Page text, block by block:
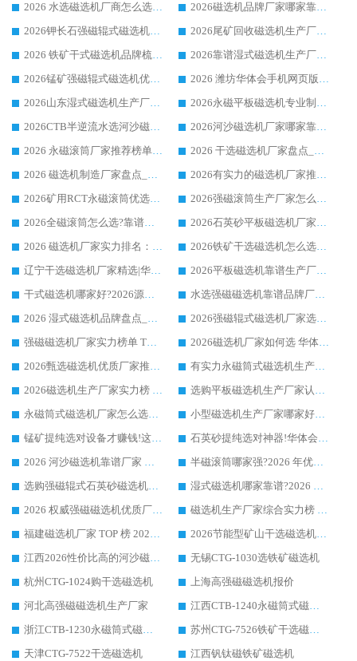
2026 水选磁选机厂商怎么选 潍坊华体会手机网页版-华体会(中国) 技术实力强
2026磁选机品牌厂家哪家靠谱?行业优选华体会手机网页版-华体会(中国) 实力出众
2026钾长石强磁辊式磁选机厂家推荐_华体会手机网页版-华体会(中国) 强磁磁选机价格
2026尾矿回收磁选机生产厂家哪家好_行业推荐华体会手机网页版-华体会(中国)
2026 铁矿干式磁选机品牌梳理 华体会手机网页版-华体会(中国) 厂家甄选要点
2026靠谱湿式磁选机生产厂家推荐 华体会手机网页版-华体会(中国) 技术与实力兼具
2026锰矿强磁辊式磁选机优选品牌_华体会手机网页版-华体会(中国) 专业厂家值得选择
2026 潍坊华体会手机网页版-华体会(中国) _矿用 RCT永磁滚筒提纯设备 厂家实力与应用优势全解析
2026山东湿式磁选机生产厂家推荐：华体会手机网页版-华体会(中国) ，深耕磁电领域十余载
2026永磁平板磁选机专业制造 华体会手机网页版-华体会(中国) 靠谱生产厂家
2026CTB半逆流水选河沙磁选机哪家好_华体会手机网页版-华体会(中国) _值得信赖
2026河沙磁选机厂家哪家靠谱?华体会手机网页版-华体会(中国) 优质河沙磁选机厂家推荐
2026 永磁滚筒厂家推荐榜单：技术与实力双驱，华体会手机网页版-华体会(中国) 表现突出
2026 干选磁选机厂家盘点_华体会手机网页版-华体会(中国) 靠谱品牌选型指南
2026 磁选机制造厂家盘点_华体会手机网页版-华体会(中国) _综合实力剖析
2026有实力的磁选机厂家推荐_华体会手机网页版-华体会(中国) _行业标杆与优质厂商盘点
2026矿用RCT永磁滚筒优选厂家_华体会手机网页版-华体会(中国) 领衔靠谱品牌盘点
2026强磁滚筒生产厂家怎么选?行业口碑推荐华体会手机网页版-华体会(中国)
2026全磁滚筒怎么选?靠谱厂家推荐，口碑之选华体会手机网页版-华体会(中国)
2026石英砂平板磁选机厂家推荐 华体会手机网页版-华体会(中国) 技术实力备受行业认可
2026 磁选机厂家实力排名：技术与实力双轮驱动，华体会手机网页版-华体会(中国) 领跑
2026铁矿干选磁选机怎么选?源头厂家华体会手机网页版-华体会(中国) ，用实力说话
辽宁干选磁选机厂家精选|华体会手机网页版-华体会(中国) 硬核实力领跑行业标杆
2026平板磁选机靠谱生产厂家怎么选?行业标杆华体会手机网页版-华体会(中国) ，凭硬实力脱颖而出
干式磁选机哪家好?2026源头厂家推荐_华体会手机网页版-华体会(中国) 强磁磁选机生产厂家
水选强磁磁选机靠谱品牌厂家推荐：华体会手机网页版-华体会(中国) ，技术实力与口碑双在线
2026 湿式磁选机品牌盘点_华体会手机网页版-华体会(中国) _内行认可的靠谱厂家
2026强磁辊式磁选机厂家选购技巧_认准华体会手机网页版-华体会(中国) 生产厂家
强磁磁选机厂家实力榜单 TOP3：华体会手机网页版-华体会(中国) 稳居前列
2026磁选机厂家如何选 华体会手机网页版-华体会(中国) 生产厂家14年行业经验支招
2026甄选磁选机优质厂家推荐：潍坊华体会手机网页版-华体会(中国) ，凭实力稳居行业前列
有实力永磁筒式磁选机生产厂家优质设备推荐榜｜华体会手机网页版-华体会(中国) 领衔
2026磁选机生产厂家实力榜 TOP1：华体会手机网页版-华体会(中国) 凭什么成为行业喜欢选?
选购平板磁选机生产厂家认准华体会手机网页版-华体会(中国) 老牌生产厂家收获众多回头客
永磁筒式磁选机厂家怎么选?14 年老厂华体会手机网页版-华体会(中国) 凭实力出圈，这 5 大优势太圈粉
小型磁选机生产厂家哪家好?2026 年实测推荐，华体会手机网页版-华体会(中国) 十年口碑厂值得闭眼入
锰矿提纯选对设备才赚钱!这家临朐厂家的强磁辊磁选机凭啥成行业标杆?
石英砂提纯选对神器!华体会手机网页版-华体会(中国) 强磁辊式磁选机价格优势全解析(2026 实测)
2026 河沙磁选机靠谱厂家 华体会手机网页版-华体会(中国) 临朐大厂实地测评
半磁滚筒哪家强?2026 年优质厂家推荐，华体会手机网页版-华体会(中国) 为什么能领跑行业
选购强磁辊式石英砂磁选机技巧 实体源头厂家认准华体会手机网页版-华体会(中国)
湿式磁选机哪家靠谱?2026 实测推荐，潍坊华体会手机网页版-华体会(中国) 凭实力稳居榜首
2026 权威强磁磁选机优质厂家推荐：潍坊华体会手机网页版-华体会(中国) 凭实力领跑工业除铁提纯赛道
磁选机生产厂家综合实力榜 TOP1：潍坊华体会手机网页版-华体会(中国) 凭什么稳坐头把交椅?
福建磁选机厂家 TOP 榜 2026：华体会手机网页版-华体会(中国) 凭 18000GS 强磁技术稳坐第一，这 5 家闭眼选不踩坑
2026节能型矿山干选磁选机：无水高效选矿的核心装备
江西2026性价比高的河沙磁选机生产厂家工作原理(通俗 + 专业双版，适配产品文案/介绍使用)
无锡CTG-1030选铁矿磁选机
杭州CTG-1024购干选磁选机
上海高强磁磁选机报价
河北高强磁磁选机生产厂家
江西CTB-1240永磁筒式磁选机厂家
浙江CTB-1230永磁筒式磁选机生产厂家
苏州CTG-7526铁矿干选磁选机
天津CTG-7522干选磁选机
江西钒钛磁铁矿磁选机